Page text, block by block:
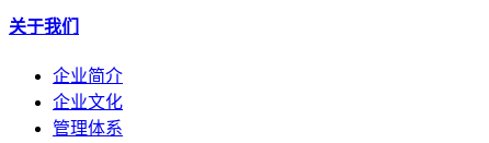
关于我们
企业简介
企业文化
管理体系